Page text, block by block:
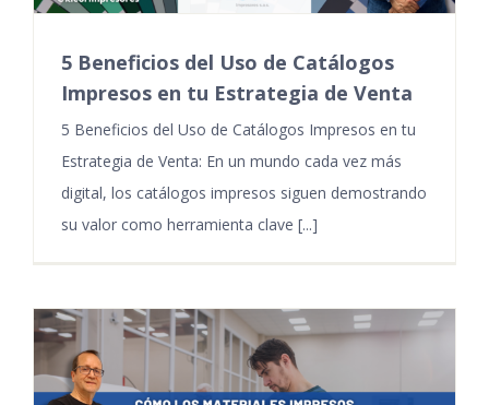
5 Beneficios del Uso de Catálogos
Impresos en tu Estrategia de Venta
5 Beneficios del Uso de Catálogos Impresos en tu
Estrategia de Venta: En un mundo cada vez más
digital, los catálogos impresos siguen demostrando
su valor como herramienta clave [...]